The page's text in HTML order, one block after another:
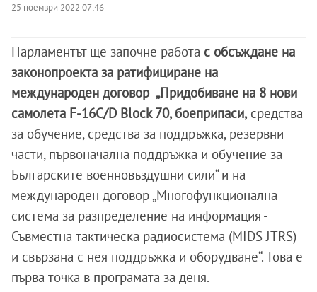
25 ноември 2022 07:46
Парламентът ще започне работа с обсъждане на
законопроекта за ратифициране на
международен договор „Придобиване на 8 нови
самолета F-16C/D Block 70, боеприпаси, средства
за обучение, средства за поддръжка, резервни
части, първоначална поддръжка и обучение за
Българските военновъздушни сили“ и на
международен договор „Многофункционална
система за разпределение на информация -
Съвместна тактическа радиосистема (MIDS JTRS)
и свързана с нея поддръжка и оборудване“. Това е
първа точка в програмата за деня.